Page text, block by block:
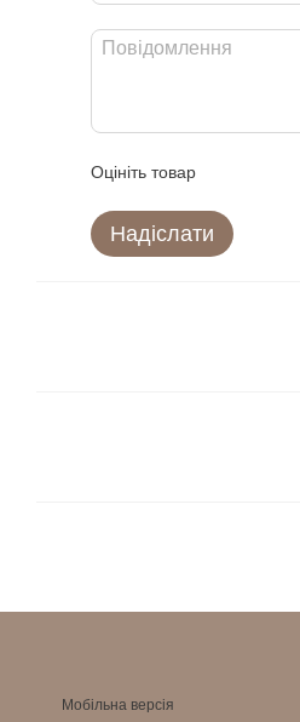
Оцініть товар
Надіслати
Мобільна версія